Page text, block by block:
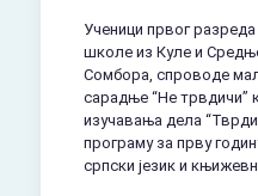
Ученици првог
школе из Куле и
Сомбора, спроводе
сарадње “Не трвдичи”
изучавања дела
програму за прву
српски језик и